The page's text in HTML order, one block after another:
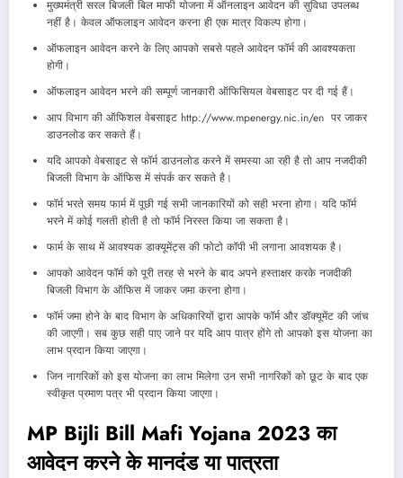
मुख्यमंत्री सरल बिजली बिल माफी योजना में ऑनलाइन आवेदन की सुविधा उपलब्ध
नहीं है। केवल ऑफलाइन आवेदन करना ही एक मात्र विकल्प होगा।
ऑफलाइन आवेदन करने के लिए आपको सबसे पहले आवेदन फॉर्म की आवश्यकता
होगी।
ऑफलाइन आवेदन भरने की सम्पूर्ण जानकारी ऑफिसियल वेबसाइट पर दी गई हैं।
आप विभाग की ऑफिशल वेबसाइट http://www.mpenergy.nic.in/en पर जाकर
डाउनलोड कर सकते हैं।
यदि आपको वेबसाइट से फॉर्म डाउनलोड करने में समस्या आ रही है तो आप नजदीकी
बिजली विभाग के ऑफिस में संपर्क कर सकते है।
फॉर्म भरते समय फार्म में पूछी गई सभी जानकारियों को सही भरना होगा। यदि फॉर्म
भरने में कोई गलती होती है तो फॉर्म निरस्त किया जा सकता है।
फार्म के साथ में आवश्यक डाक्यूमेंट्स की फोटो कॉपी भी लगाना आवशयक है।
आपको आवेदन फॉर्म को पूरी तरह से भरने के बाद अपने हस्ताक्षर करके नजदीकी
बिजली विभाग के ऑफिस में जाकर जमा करना होगा।
फॉर्म जमा होने के बाद विभाग के अधिकारियों द्वारा आपके फॉर्म और डॉक्यूमेंट की जांच
की जाएगी। सब कुछ सही पाए जाने पर यदि आप पात्र होंगे तो आपको इस योजना का
लाभ प्रदान किया जाएगा।
जिन नागरिकों को इस योजना का लाभ मिलेगा उन सभी नागरिकों को छूट के बाद एक
स्वीकृत प्रमाण पत्र भी प्रदान किया जाएगा।
MP Bijli Bill Mafi Yojana 2023 का
आवेदन करने के मानदंड या पात्रता